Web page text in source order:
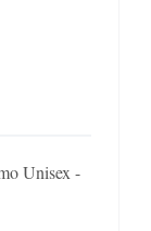
Unisex -